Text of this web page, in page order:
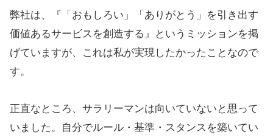
弊社は、『「おもしろい」「ありがとう」を引き出す
価値あるサービスを創造する』というミッションを掲
げていますが、これは私が実現したかったことなので
す。
正直なところ、サラリーマンは向いていないと思って
いました。自分でルール・基準・スタンスを築いてい